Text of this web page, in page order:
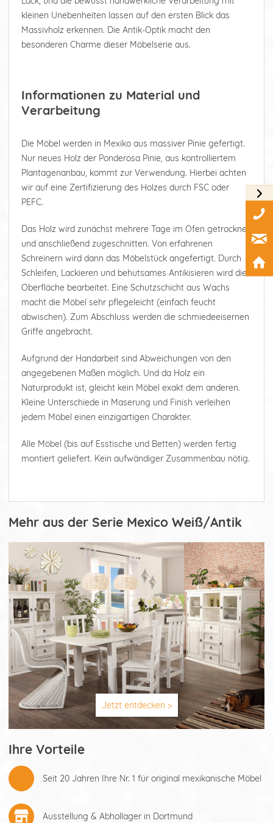
kleinen Unebenheiten lassen auf den ersten Blick das
Massivholz erkennen. Die Antik-Optik macht den
besonderen Charme dieser Möbelserie aus.
Informationen zu Material und
Verarbeitung
Die Möbel werden in Mexiko aus massiver Pinie gefertigt.
Nur neues Holz der Ponderosa Pinie, aus kontrolliertem
Plantagenanbau, kommt zur Verwendung. Hierbei achten
wir auf eine Zertifizierung des Holzes durch FSC oder
PEFC.
Das Holz wird zunächst mehrere Tage im Ofen getrocknet
und anschließend zugeschnitten. Von erfahrenen
Schreinern wird dann das Möbelstück angefertigt. Durch
Schleifen, Lackieren und behutsames Antikisieren wird die
Oberfläche bearbeitet. Eine Schutzschicht aus Wachs
macht die Möbel sehr pflegeleicht (einfach feucht
abwischen). Zum Abschluss werden die schmiedeeisernen
Griffe angebracht.
Aufgrund der Handarbeit sind Abweichungen von den
angegebenen Maßen möglich. Und da Holz ein
Naturprodukt ist, gleicht kein Möbel exakt dem anderen.
Kleine Unterschiede in Maserung und Finish verleihen
jedem Möbel einen einzigartigen Charakter.
Alle Möbel (bis auf Esstische und Betten) werden fertig
montiert geliefert. Kein aufwändiger Zusammenbau nötig.
Mehr aus der Serie Mexico Weiß/Antik
Jetzt entdecken >
Ihre Vorteile
Seit 20 Jahren Ihre Nr. 1 für original mexikanische Möbel
Ausstellung & Abhollager in Dortmund